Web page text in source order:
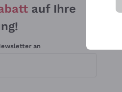
auf Ihre
an